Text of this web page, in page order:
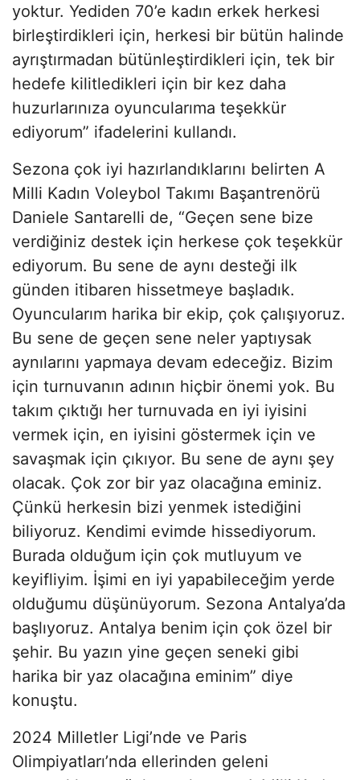
yoktur. Yediden 70’e kadın erkek herkesi
birleştirdikleri için, herkesi bir bütün halinde
ayrıştırmadan bütünleştirdikleri için, tek bir
hedefe kilitledikleri için bir kez daha
huzurlarınıza oyuncularıma teşekkür
ediyorum” ifadelerini kullandı.
Sezona çok iyi hazırlandıklarını belirten A
Milli Kadın Voleybol Takımı Başantrenörü
Daniele Santarelli de, “Geçen sene bize
verdiğiniz destek için herkese çok teşekkür
ediyorum. Bu sene de aynı desteği ilk
günden itibaren hissetmeye başladık.
Oyuncularım harika bir ekip, çok çalışıyoruz.
Bu sene de geçen sene neler yaptıysak
aynılarını yapmaya devam edeceğiz. Bizim
için turnuvanın adının hiçbir önemi yok. Bu
takım çıktığı her turnuvada en iyi iyisini
vermek için, en iyisini göstermek için ve
savaşmak için çıkıyor. Bu sene de aynı şey
olacak. Çok zor bir yaz olacağına eminiz.
Çünkü herkesin bizi yenmek istediğini
biliyoruz. Kendimi evimde hissediyorum.
Burada olduğum için çok mutluyum ve
keyifliyim. İşimi en iyi yapabileceğim yerde
olduğumu düşünüyorum. Sezona Antalya’da
başlıyoruz. Antalya benim için çok özel bir
şehir. Bu yazın yine geçen seneki gibi
harika bir yaz olacağına eminim” diye
konuştu.
2024 Milletler Ligi’nde ve Paris
Olimpiyatları’nda ellerinden geleni